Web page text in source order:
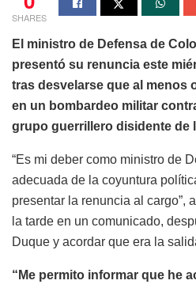
SHARES
El ministro de Defensa de
presentó su renuncia este
tras desvelarse que al menos
en un bombardeo militar
grupo guerrillero disidente de
“Es mi deber como ministro de
adecuada de la coyuntura
presentar la renuncia al cargo”,
la tarde en un comunicado,
Duque y acordar que era la
“Me permito informar que he